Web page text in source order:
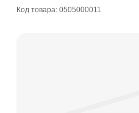
Код товара: 0505000011